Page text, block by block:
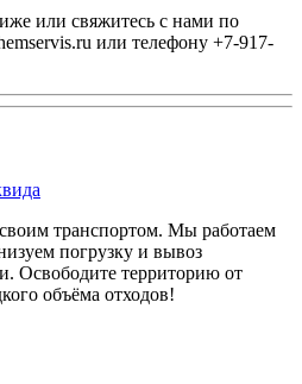
или свяжитесь с нами по
или телефону +7-917-
транспортом. Мы работаем
погрузку и вывоз
Освободите территорию от
объёма отходов!